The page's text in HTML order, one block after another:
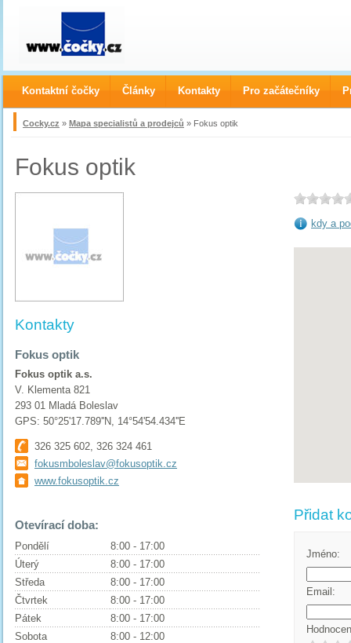
Cocky.cz » Mapa specialistů a prodejců » Fokus optik
Fokus optik
Kontakty
Fokus optik
Fokus optik a.s.
V. Klementa 821
293 01 Mladá Boleslav
GPS: 50°25'17.789''N, 14°54'54.434''E
326 325 602, 326 324 461
fokusmboleslav@fokusoptik.cz
www.fokusoptik.cz
Otevírací doba:
Pondělí
8:00 - 17:00
Úterý
8:00 - 17:00
Středa
8:00 - 17:00
Čtvrtek
8:00 - 17:00
Pátek
8:00 - 17:00
Sobota
8:00 - 12:00
kdy a
Přidat
Jméno:
Email:
Kontaktní čočky Články Kontakty Pro začátečníky